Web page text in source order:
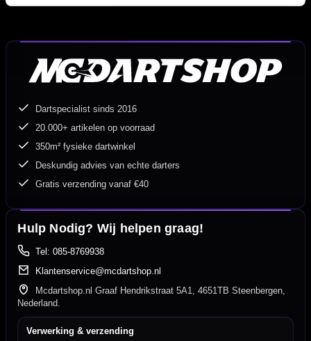
Dartspecialist sinds 2016
20.000+ artikelen op voorraad
350m² fysieke dartwinkel
Deskundig advies van echte darters
Gratis verzending vanaf €40
Hulp Nodig? Wij helpen graag!
Tel: 085-8769938
Klantenservice@mcdartshop.nl
Mcdartshop.nl Graaf Hendrikstraat 5A1, 4651TB Steenbergen,
Nederland.
Verwerking & verzending